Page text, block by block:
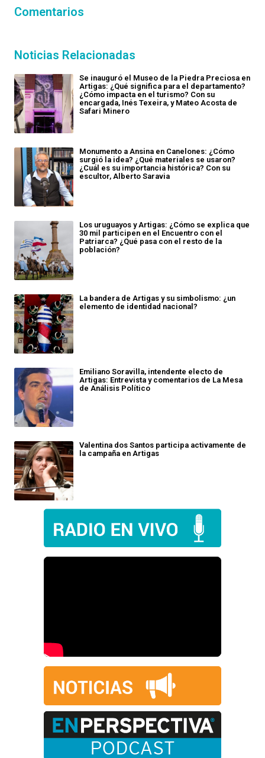
Comentarios
Noticias Relacionadas
Se inauguró el Museo de la Piedra Preciosa en
Artigas: ¿Qué significa para el departamento?
¿Cómo impacta en el turismo? Con su
encargada, Inés Texeira, y Mateo Acosta de
Safari Minero
Monumento a Ansina en Canelones: ¿Cómo
surgió la idea? ¿Qué materiales se usaron?
¿Cuál es su importancia histórica? Con su
escultor, Alberto Saravia
Los uruguayos y Artigas: ¿Cómo se explica que
30 mil participen en el Encuentro con el
Patriarca? ¿Qué pasa con el resto de la
población?
La bandera de Artigas y su simbolismo: ¿un
elemento de identidad nacional?
Emiliano Soravilla, intendente electo de
Artigas: Entrevista y comentarios de La Mesa
de Análisis Político
Valentina dos Santos participa activamente de
la campaña en Artigas